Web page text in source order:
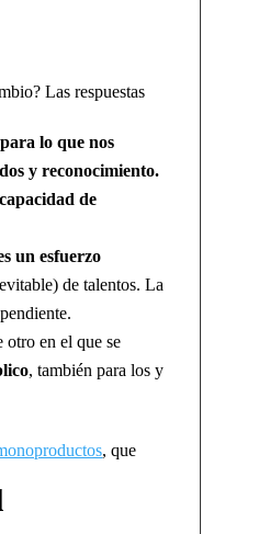
Las respuestas
lo que nos
y reconocimiento.
de
un esfuerzo
de talentos. La
otro en el que se
, también para los y
, que